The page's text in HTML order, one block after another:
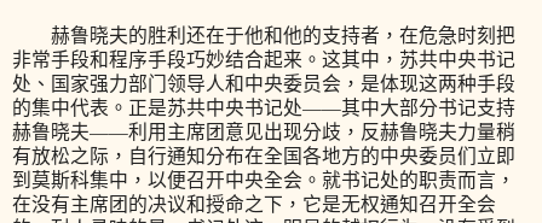
赫鲁晓夫的胜利还在于他和他的支持者，在危急时刻把
非常手段和程序手段巧妙结合起来。这其中，苏共中央书记
处、国家强力部门领导人和中央委员会，是体现这两种手段
的集中代表。正是苏共中央书记处——其中大部分书记支持
赫鲁晓夫——利用主席团意见出现分歧，反赫鲁晓夫力量稍
有放松之际，自行通知分布在全国各地方的中央委员们立即
到莫斯科集中，以便召开中央全会。就书记处的职责而言，
在没有主席团的决议和授命之下，它是无权通知召开全会